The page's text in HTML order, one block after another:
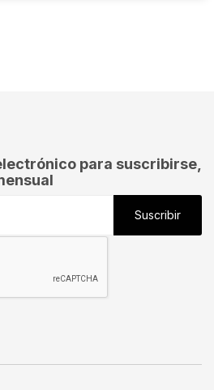
para suscribirse,
Suscribir